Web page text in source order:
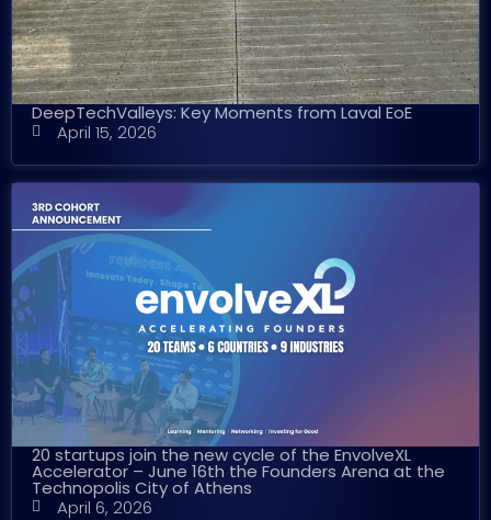
DeepTechValleys: Key Moments from Laval EoE
April 15, 2026
20 startups join the new cycle of the EnvolveXL
Accelerator – June 16th the Founders Arena at the
Technopolis City of Athens
April 6, 2026